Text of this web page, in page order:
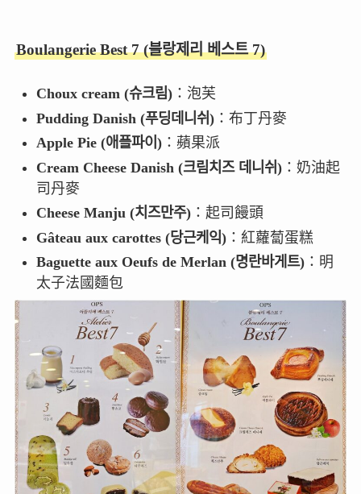
Boulangerie Best 7 (블랑제리 베스트 7)
Choux cream (슈크림)：泡芙
Pudding Danish (푸딩데니쉬)：布丁丹麥
Apple Pie (애플파이)：蘋果派
Cream Cheese Danish (크림치즈 데니쉬)：奶油起
司丹麥
Cheese Manju (치즈만주)：起司饅頭
Gâteau aux carottes (당근케익)：紅蘿蔔蛋糕
Baguette aux Oeufs de Merlan (명란바게트)：明
太子法國麵包